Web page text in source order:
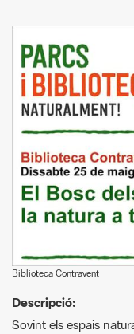
Biblioteca Contravent
Descripció:
Sovint els espais